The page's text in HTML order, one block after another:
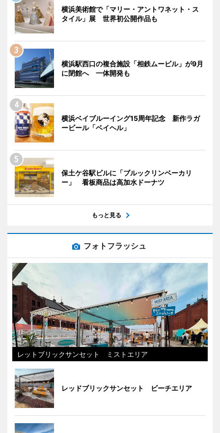
横浜美術館で「マリー・アントワネット・ス
タイル」展 世界初公開作品も
横浜駅西口の複合施設「相鉄ムービル」が9月
に閉館へ 一体開発も
横浜ベイブルーイング15周年記念 新作ラガ
ービール「ベイヘル」
保土ケ谷駅ビルに「ブルックリンベーカリ
ー」 看板商品は高加水ドーナツ
もっと見る
フォトフラッシュ
レットブリックサンセット ミストエリア
レッドブリックサンセット ビーチエリア